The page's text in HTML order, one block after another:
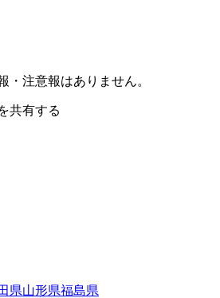
・注意報はありません。
共有する
県山形県福島県